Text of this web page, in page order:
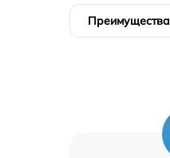
Преимущества